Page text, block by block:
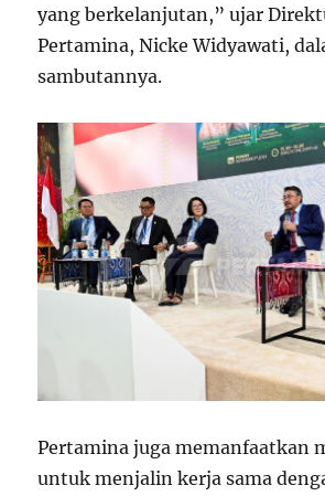
yang berkelanjutan,” ujar
Pertamina, Nicke Widyawati,
sambutannya.
Pertamina juga memanfaatkan
untuk menjalin kerja sama